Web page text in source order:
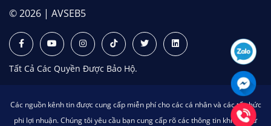
© 2026 | AVSEB5
Tất Cả Các Quyền Được Bảo Hộ.
Các nguồn kênh tin được cung cấp miễn phí cho các cá nhân và các tổ chức
phi lợi nhuận. Chúng tôi yêu cầu bạn cung cấp rõ các thông tin khi bạn sử